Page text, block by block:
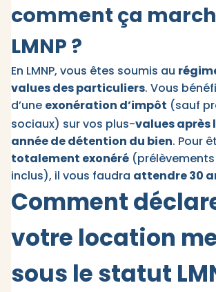
comment ça
LMNP ?
En LMNP, vous êtes soumis au
values des particuliers. Vous
d’une exonération d’impôt (sauf
sociaux) sur vos plus-values après
année de détention du bien. Pour
totalement exonéré
inclus), il vous faudra attendre 30
Comment
votre location
sous le statut